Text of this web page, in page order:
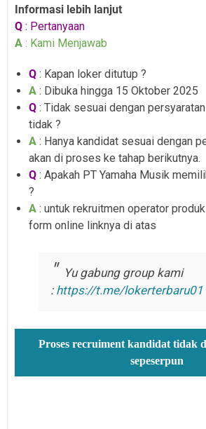
Informasi lebih lanjut
Q : Pertanyaan
A : Kami Menjawab
Q : Kapan loker ditutup ?
A : Dibuka hingga 15 Oktober 2025
Q : Tidak sesuai dengan
tidak ?
A : Hanya kandidat sesuai dengan
akan di proses ke tahap berikutnya.
Q : Apakah PT Yamaha Musik
?
A : untuk rekruitmen operator
form online linknya di atas
Yu gabung group kami
: https://t.me/lokerterbaru01
Proses recruiment kandidat tidak
sepeserpun